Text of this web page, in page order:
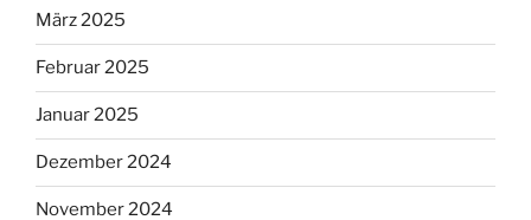
März 2025
Februar 2025
Januar 2025
Dezember 2024
November 2024